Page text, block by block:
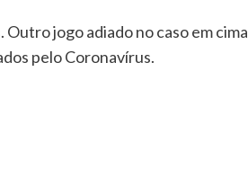
jogo adiado no caso em cima
pelo Coronavírus.